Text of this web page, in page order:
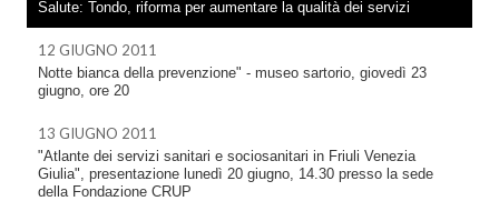
Salute: Tondo, riforma per aumentare la qualità dei servizi
12 GIUGNO 2011
Notte bianca della prevenzione" - museo sartorio, giovedì 23
giugno, ore 20
13 GIUGNO 2011
"Atlante dei servizi sanitari e sociosanitari in Friuli Venezia
Giulia", presentazione lunedì 20 giugno, 14.30 presso la sede
della Fondazione CRUP